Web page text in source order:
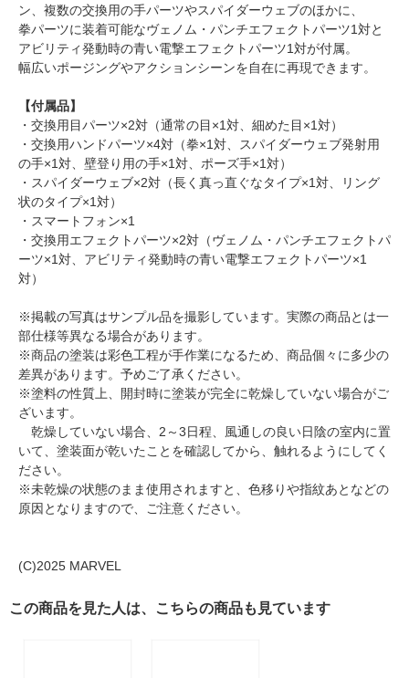
ン、複数の交換用の手パーツやスパイダーウェブのほかに、
拳パーツに装着可能なヴェノム・パンチエフェクトパーツ1対と
アビリティ発動時の青い電撃エフェクトパーツ1対が付属。
幅広いポージングやアクションシーンを自在に再現できます。
【付属品】
・交換用目パーツ×2対（通常の目×1対、細めた目×1対）
・交換用ハンドパーツ×4対（拳×1対、スパイダーウェブ発射用
の手×1対、壁登り用の手×1対、ポーズ手×1対）
・スパイダーウェブ×2対（長く真っ直ぐなタイプ×1対、リング
状のタイプ×1対）
・スマートフォン×1
・交換用エフェクトパーツ×2対（ヴェノム・パンチエフェクトパ
ーツ×1対、アビリティ発動時の青い電撃エフェクトパーツ×1
対）
※掲載の写真はサンプル品を撮影しています。実際の商品とは一
部仕様等異なる場合があります。
※商品の塗装は彩色工程が手作業になるため、商品個々に多少の
差異があります。予めご了承ください。
※塗料の性質上、開封時に塗装が完全に乾燥していない場合がご
ざいます。
乾燥していない場合、2～3日程、風通しの良い日陰の室内に置
いて、塗装面が乾いたことを確認してから、触れるようにしてく
ださい。
※未乾燥の状態のまま使用されますと、色移りや指紋あとなどの
原因となりますので、ご注意ください。
(C)2025 MARVEL
この商品を見た人は、こちらの商品も見ています